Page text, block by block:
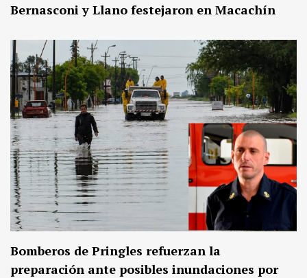
Bernasconi y Llano festejaron en Macachín
Bomberos de Pringles refuerzan la
preparación ante posibles inundaciones por